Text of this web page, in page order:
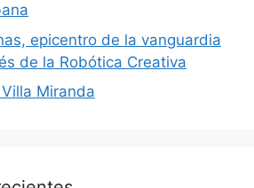
epicentro de la vanguardia
de la Robótica Creativa
Miranda